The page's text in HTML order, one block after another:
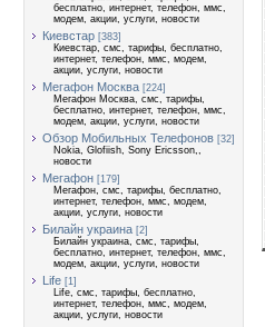
бесплатно, интернет, телефон, ммс,
модем, акции, услуги, новости
Киевстар [383]
Киевстар, смс, тарифы, бесплатно,
интернет, телефон, ммс, модем,
акции, услуги, новости
Мегафон Москва [224]
Мегафон Москва, смс, тарифы,
бесплатно, интернет, телефон, ммс,
модем, акции, услуги, новости
Обзор Мобильных Телефонов [32]
Nokia, Glofiish, Sony Ericsson,,
новости
Мегафон [179]
Мегафон, смс, тарифы, бесплатно,
интернет, телефон, ммс, модем,
акции, услуги, новости
Билайн украина [2]
Билайн украина, смс, тарифы,
бесплатно, интернет, телефон, ммс,
модем, акции, услуги, новости
Life [1]
Life, смс, тарифы, бесплатно,
интернет, телефон, ммс, модем,
акции, услуги, новости